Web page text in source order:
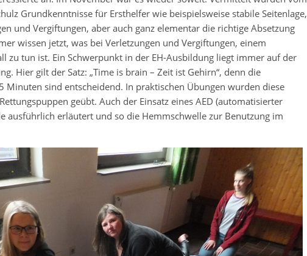
Grundkenntnisse für Ersthelfer wie beispielsweise stabile Seitenlage,
und Vergiftungen, aber auch ganz elementar die richtige Absetzung
wissen jetzt, was bei Verletzungen und Vergiftungen, einem
zu tun ist. Ein Schwerpunkt in der EH-Ausbildung liegt immer auf der
Hier gilt der Satz: „Time is brain – Zeit ist Gehirn“, denn die
Minuten sind entscheidend. In praktischen Übungen wurden diese
geübt. Auch der Einsatz eines AED (automatisierter
ausführlich erläutert und so die Hemmschwelle zur Benutzung im